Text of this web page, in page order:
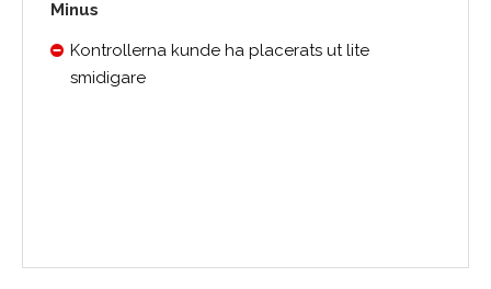
Minus
Kontrollerna kunde ha placerats ut lite
smidigare